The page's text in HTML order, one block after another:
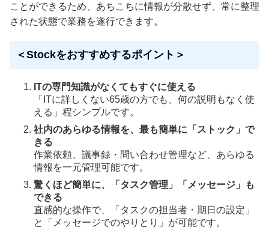
ことができるため、あちこちに情報が分散せず、常に整理
された状態で業務を遂行できます。
＜Stockをおすすめするポイント＞
ITの専門知識がなくてもすぐに使える
「ITに詳しくない65歳の方でも、何の説明もなく使
える」程シンプルです。
社内のあらゆる情報を、最も簡単に「ストック」で
きる
作業依頼、議事録・問い合わせ管理など、あらゆる
情報を一元管理可能です。
驚くほど簡単に、「タスク管理」「メッセージ」も
できる
直感的な操作で、「タスクの担当者・期日の設定」
と「メッセージでのやりとり」が可能です。